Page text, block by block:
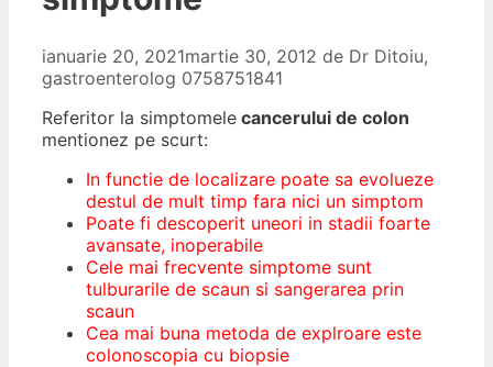
ianuarie 20, 2021martie 30, 2012 de Dr Ditoiu,
gastroenterolog 0758751841
Referitor la simptomele cancerului de colon
mentionez pe scurt:
In functie de localizare poate sa evolueze
destul de mult timp fara nici un simptom
Poate fi descoperit uneori in stadii foarte
avansate, inoperabile
Cele mai frecvente simptome sunt
tulburarile de scaun si sangerarea prin
scaun
Cea mai buna metoda de explroare este
colonoscopia cu biopsie